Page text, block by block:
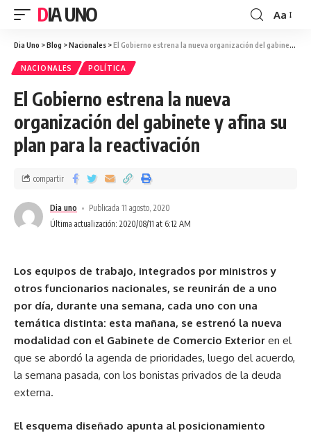
DIA UNO Aa
Dia Uno >Blog >Nacionales >El Gobierno estrena la nueva organización del gabinete y afina su plan para la reactivación
NACIONALES POLÍTICA
El Gobierno estrena la nueva
organización del gabinete y afina su
plan para la reactivación
Última actualización: 2020/08/11 at 6:12 AM
Dia uno Publicada 11 agosto, 2020
compartir
Los equipos de trabajo, integrados por ministros y
otros funcionarios nacionales, se reunirán de a uno
por día, durante una semana, cada uno con una
temática distinta: esta mañana, se estrenó la nueva
modalidad con el Gabinete de Comercio Exterior en el
que se abordó la agenda de prioridades, luego del acuerdo,
la semana pasada, con los bonistas privados de la deuda
externa.
El esquema diseñado apunta al posicionamiento